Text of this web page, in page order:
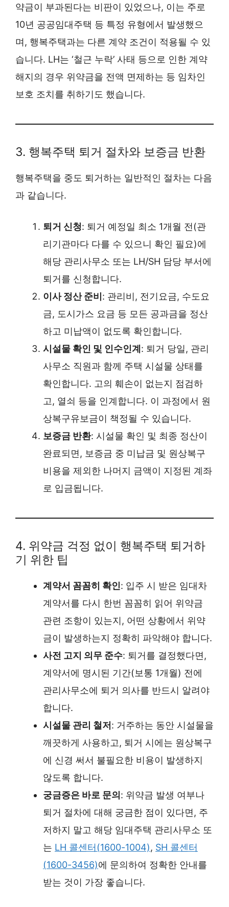
약금이 부과된다는 비판이 있었으나, 이는 주로
10년 공공임대주택 등 특정 유형에서 발생했으
며, 행복주택과는 다른 계약 조건이 적용될 수 있
습니다. LH는 ‘철근 누락’ 사태 등으로 인한 계약
해지의 경우 위약금을 전액 면제하는 등 임차인
보호 조치를 취하기도 했습니다.
3. 행복주택 퇴거 절차와 보증금 반환
행복주택을 중도 퇴거하는 일반적인 절차는 다음
과 같습니다.
퇴거 신청: 퇴거 예정일 최소 1개월 전(관
리기관마다 다를 수 있으니 확인 필요)에
해당 관리사무소 또는 LH/SH 담당 부서에
퇴거를 신청합니다.
이사 정산 준비 : 관리비, 전기요금, 수도요
금, 도시가스 요금 등 모든 공과금을 정산
하고 미납액이 없도록 확인합니다.
시설물 확인 및 인수인계 : 퇴거 당일, 관리
사무소 직원과 함께 주택 시설물 상태를
확인합니다. 고의 훼손이 없는지 점검하
고, 열쇠 등을 인계합니다. 이 과정에서 원
상복구유보금이 책정될 수 있습니다.
보증금 반환: 시설물 확인 및 최종 정산이
완료되면, 보증금 중 미납금 및 원상복구
비용을 제외한 나머지 금액이 지정된 계좌
로 입금됩니다.
4. 위약금 걱정 없이 행복주택 퇴거하
기 위한 팁
계약서 꼼꼼히 확인: 입주 시 받은 임대차
계약서를 다시 한번 꼼꼼히 읽어 위약금
관련 조항이 있는지, 어떤 상황에서 위약
금이 발생하는지 정확히 파악해야 합니다.
사전 고지 의무 준수: 퇴거를 결정했다면,
계약서에 명시된 기간(보통 1개월) 전에
관리사무소에 퇴거 의사를 반드시 알려야
합니다.
시설물 관리 철저 : 거주하는 동안 시설물을
깨끗하게 사용하고, 퇴거 시에는 원상복구
에 신경 써서 불필요한 비용이 발생하지
않도록 합니다.
궁금증은 바로 문의 : 위약금 발생 여부나
퇴거 절차에 대해 궁금한 점이 있다면, 주
저하지 말고 해당 임대주택 관리사무소 또
는 LH 콜센터(1600-1004), SH 콜센터
(1600-3456)에 문의하여 정확한 안내를
받는 것이 가장 좋습니다.